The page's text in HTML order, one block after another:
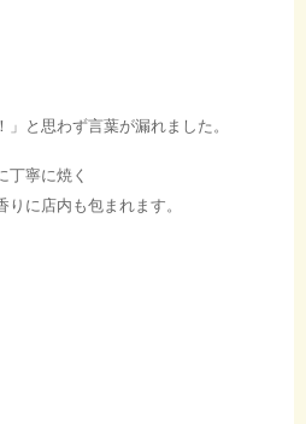
」と思わず言葉が漏れました。
丁寧に焼く
に店内も包まれます。